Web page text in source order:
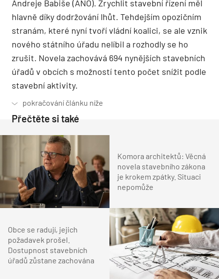
Andreje Babiše (ANO). Zrychlit stavební řízení měl
hlavně díky dodržování lhůt. Tehdejším opozičním
stranám, které nyní tvoří vládní koalici, se ale vznik
nového státního úřadu nelíbil a rozhodly se ho
zrušit. Novela zachovává 694 nynějších stavebních
úřadů v obcích s možností tento počet snížit podle
stavební aktivity.
Přečtěte si také
Komora architektů: Věcná
novela stavebního zákona
je krokem zpátky. Situaci
nepomůže
Obce se radují, jejich
požadavek prošel.
Dostupnost stavebních
úřadů zůstane zachována